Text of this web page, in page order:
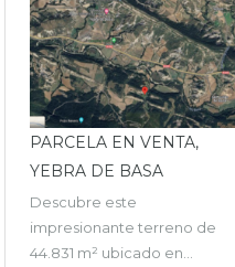
PARCELA EN VENTA,
YEBRA DE BASA
Descubre este
impresionante terreno de
44.831 m² ubicado en…